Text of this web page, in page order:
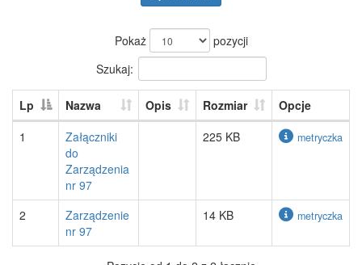
Pokaż
pozycji
Szukaj:
Lp Nazwa Opis Rozmiar
Opcje
1
Załączniki
do
Zarządzenia
nr 97
225 KB metryczka
2
Zarządzenie
nr 97
14 KB metryczka